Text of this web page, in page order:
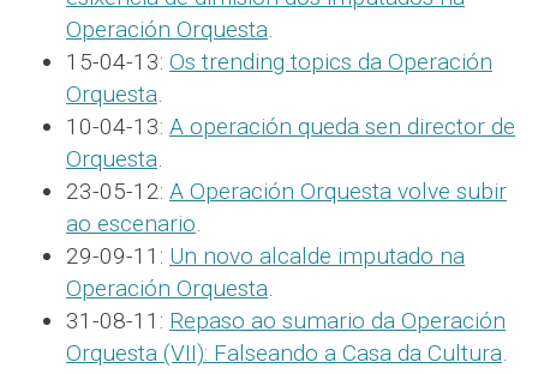
Operación Orquesta.
15-04-13: Os trending topics da Operación
Orquesta.
10-04-13: A operación queda sen director de
Orquesta.
23-05-12: A Operación Orquesta volve subir
ao escenario.
29-09-11: Un novo alcalde imputado na
Operación Orquesta.
31-08-11: Repaso ao sumario da Operación
Orquesta (VII): Falseando a Casa da Cultura.